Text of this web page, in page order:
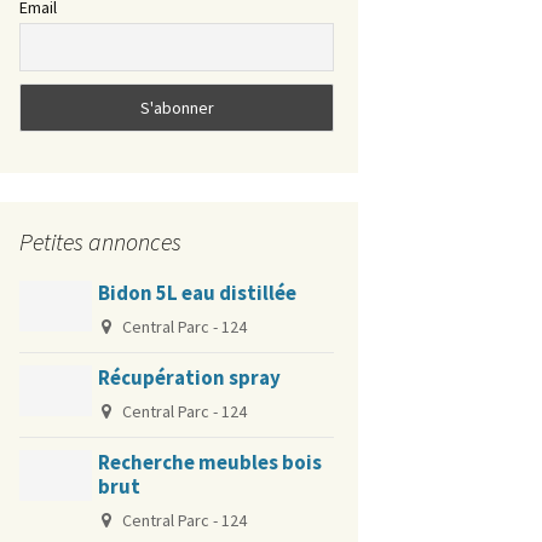
Protection Pigeons
Spécial innondation
Jazz dans le quartier
La cartographie du bruit
Email
Petites annonces
Bidon 5L eau distillée
Central Parc - 124
Récupération spray
Central Parc - 124
Recherche meubles bois
brut
Central Parc - 124